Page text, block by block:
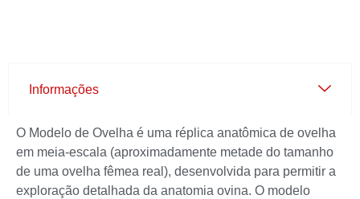
Informações
O Modelo de Ovelha é uma réplica anatômica de ovelha
em meia-escala (aproximadamente metade do tamanho
de uma ovelha fêmea real), desenvolvida para permitir a
exploração detalhada da anatomia ovina. O modelo